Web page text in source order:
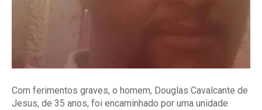
Com ferimentos graves, o homem, Douglas Cavalcante de
Jesus, de 35 anos, foi encaminhado por uma unidade